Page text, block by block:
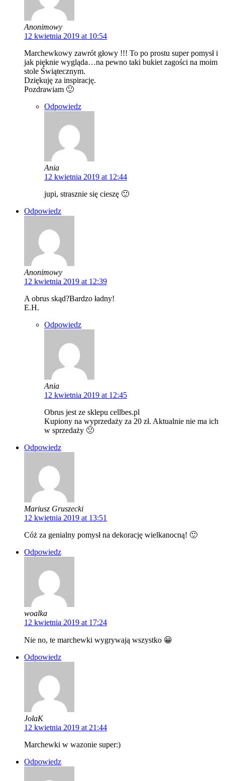
Anonimowy
12 kwietnia 2019 at 10:54
Marchewkowy zawrót głowy !!! To po prostu super pomysł i
jak pięknie wygląda…na pewno taki bukiet zagości na moim
stole Świątecznym.
Dziękuję za inspirację.
Pozdrawiam 🙂
Odpowiedz
Ania
12 kwietnia 2019 at 12:44
jupi, strasznie się cieszę 🙂
Odpowiedz
Anonimowy
12 kwietnia 2019 at 12:39
A obrus skąd?Bardzo ładny!
E.H.
Odpowiedz
Ania
12 kwietnia 2019 at 12:45
Obrus jest ze sklepu cellbes.pl
Kupiony na wyprzedaży za 20 zł. Aktualnie nie ma ich
w sprzedaży 🙁
Odpowiedz
Mariusz Gruszecki
12 kwietnia 2019 at 13:51
Cóż za genialny pomysł na dekorację wielkanocną! 🙂
Odpowiedz
woalka
12 kwietnia 2019 at 17:24
Nie no, te marchewki wygrywają wszystko 😀
Odpowiedz
JolaK
12 kwietnia 2019 at 21:44
Marchewki w wazonie super:)
Odpowiedz